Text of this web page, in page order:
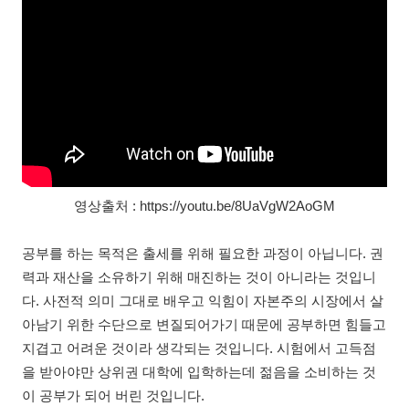
영상출처 : https://youtu.be/8UaVgW2AoGM
공부를 하는 목적은 출세를 위해 필요한 과정이 아닙니다. 권
력과 재산을 소유하기 위해 매진하는 것이 아니라는 것입니
다. 사전적 의미 그대로 배우고 익힘이 자본주의 시장에서 살
아남기 위한 수단으로 변질되어가기 때문에 공부하면 힘들고
지겹고 어려운 것이라 생각되는 것입니다. 시험에서 고득점
을 받아야만 상위권 대학에 입학하는데 젊음을 소비하는 것
이 공부가 되어 버린 것입니다.